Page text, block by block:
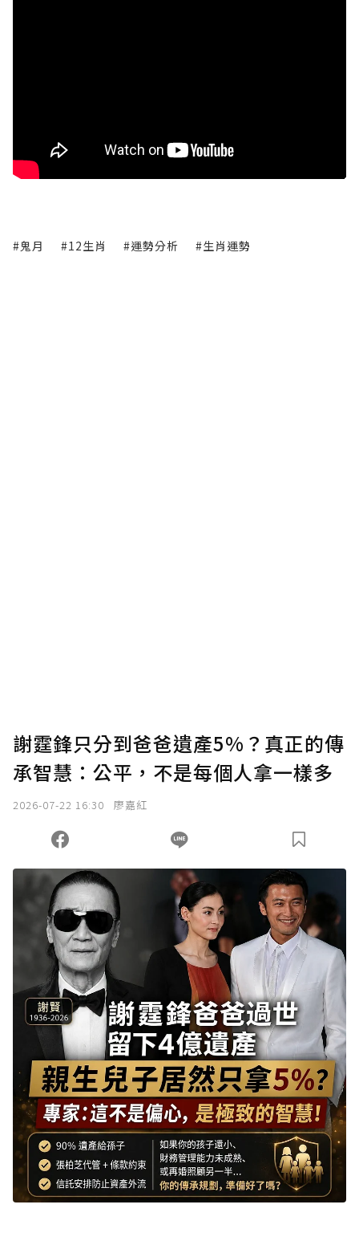
#鬼月 #12生肖 #運勢分析 #生肖運勢
謝霆鋒只分到爸爸遺產5%？真正的傳
承智慧：公平，不是每個人拿一樣多
2026-07-22 16:30 廖嘉紅